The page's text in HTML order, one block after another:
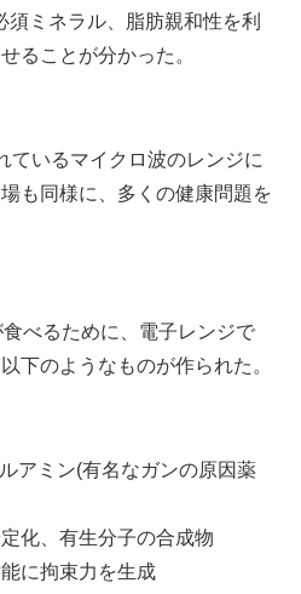
ミネラル、脂肪親和性を利
ることが分かった。
ているマイクロ波のレンジに
も同様に、多くの健康問題を
べるために、電子レンジで
下のようなものが作られた。
アミン(有名なガンの原因薬
化、有生分子の合成物
に拘束力を生成